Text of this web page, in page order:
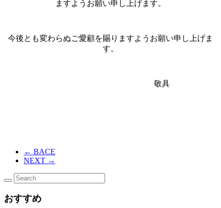
ますようお願い申し上げます。
今後とも変わらぬご愛顧を賜りますようお願い申し上げま
す。
敬具
← BACE
NEXT →
おすすめ